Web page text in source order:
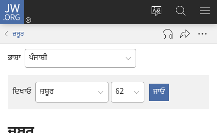
JW.ORG
ਸਾਈਟ
ਦੀ
ਭਾਸ਼ਾ
ਲਾਗ-
(opens
new
JW.ORG
ʼਤੇ
ਖੋਜ
ਜ਼ਬੂਰ
ਭਾਸ਼ਾ
ਦਿਖਾਓ
ਬਾਈਬਲ
Chapter